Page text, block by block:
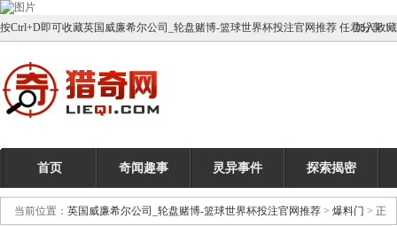
按Ctrl+D即可收藏英国威廉希尔公司_轮盘赌博-篮球世界杯投注官网推荐 任君分享！
加入收藏
首页 奇闻趣事 灵异事件 探索揭密
当前位置： 英国威廉希尔公司_轮盘赌博-篮球世界杯投注官网推荐 > 爆料门 > 正